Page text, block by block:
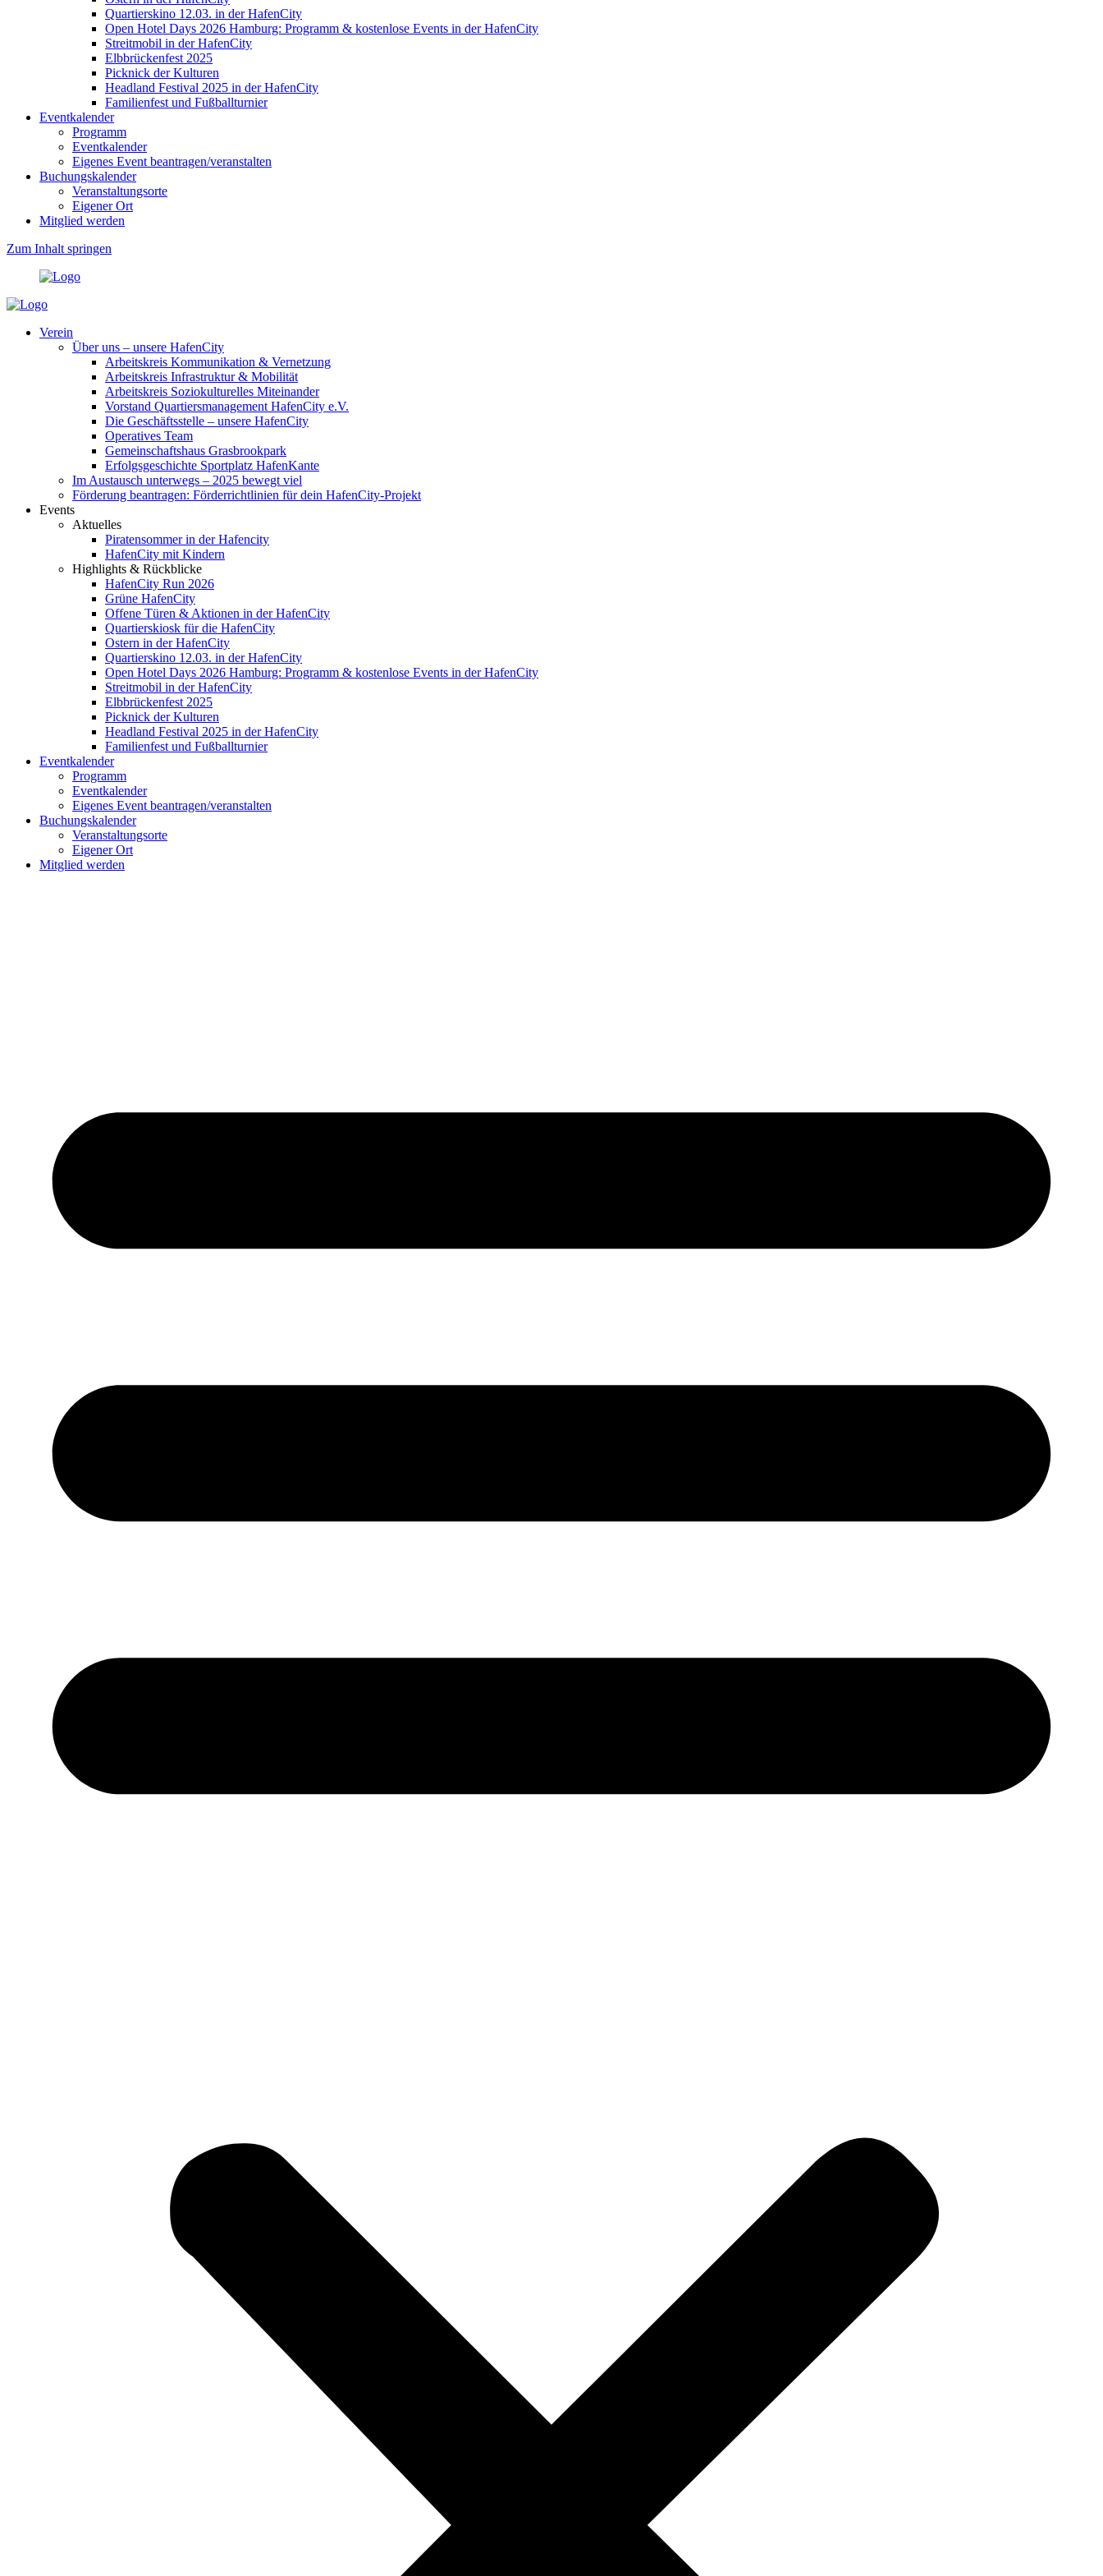
Quartierskino 12.03. in der HafenCity
Open Hotel Days 2026 Hamburg: Programm & kostenlose Events in der HafenCity
Streitmobil in der HafenCity
Elbbrückenfest 2025
Picknick der Kulturen
Headland Festival 2025 in der HafenCity
Familienfest und Fußballturnier
Eventkalender
Programm
Eventkalender
Eigenes Event beantragen/veranstalten
Buchungskalender
Veranstaltungsorte
Eigener Ort
Mitglied werden
Zum Inhalt springen
Verein
Über uns – unsere HafenCity
Arbeitskreis Kommunikation & Vernetzung
Arbeitskreis Infrastruktur & Mobilität
Arbeitskreis Soziokulturelles Miteinander
Vorstand Quartiersmanagement HafenCity e.V.
Die Geschäftsstelle – unsere HafenCity
Operatives Team
Gemeinschaftshaus Grasbrookpark
Erfolgsgeschichte Sportplatz HafenKante
Im Austausch unterwegs – 2025 bewegt viel
Förderung beantragen: Förderrichtlinien für dein HafenCity-Projekt
Events
Aktuelles
Piratensommer in der Hafencity
HafenCity mit Kindern
Highlights & Rückblicke
HafenCity Run 2026
Grüne HafenCity
Offene Türen & Aktionen in der HafenCity
Quartierskiosk für die HafenCity
Ostern in der HafenCity
Quartierskino 12.03. in der HafenCity
Open Hotel Days 2026 Hamburg: Programm & kostenlose Events in der HafenCity
Streitmobil in der HafenCity
Elbbrückenfest 2025
Picknick der Kulturen
Headland Festival 2025 in der HafenCity
Familienfest und Fußballturnier
Eventkalender
Programm
Eventkalender
Eigenes Event beantragen/veranstalten
Buchungskalender
Veranstaltungsorte
Eigener Ort
Mitglied werden